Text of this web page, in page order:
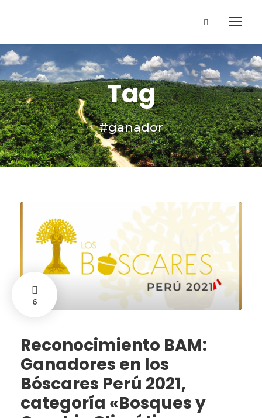
Tag
#ganador
6
Reconocimiento BAM:
Ganadores en los
Bóscares Perú 2021,
categoría «Bosques y